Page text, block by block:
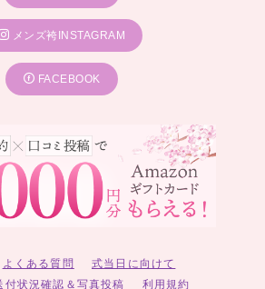
メンズ袴INSTAGRAM
FACEBOOK
よくある質問
式当日に向けて
付状況確認＆写真投稿
利用規約